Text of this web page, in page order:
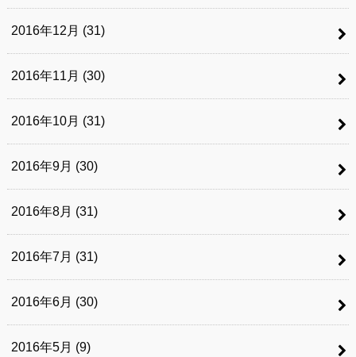
2016年12月 (31)
2016年11月 (30)
2016年10月 (31)
2016年9月 (30)
2016年8月 (31)
2016年7月 (31)
2016年6月 (30)
2016年5月 (9)